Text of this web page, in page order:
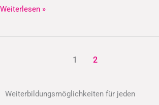
Weiterlesen »
1 2
Weiterbildungsmöglichkeiten für jeden